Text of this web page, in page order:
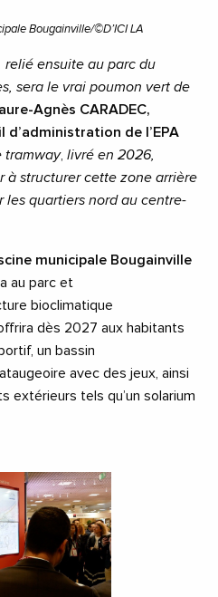
Bougainville/©D’ICI LA
relié ensuite au parc du
sera le vrai poumon vert de
Agnès CARADEC,
d’administration de l’EPA
tramway, livré en 2026,
à structurer cette zone arrière
les quartiers nord au centre-
municipale Bougainville
au parc et
bioclimatique
dès 2027 aux habitants
un bassin
avec des jeux, ainsi
extérieurs tels qu’un solarium